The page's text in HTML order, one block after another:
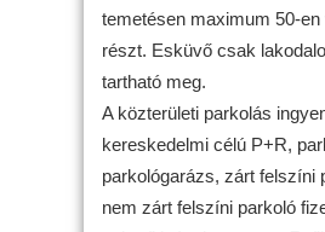
temetésen maximum 50-en
részt. Esküvő csak
tartható meg.
A közterületi parkolás
kereskedelmi célú P+R,
parkológarázs, zárt felszíni
nem zárt felszíni parkoló